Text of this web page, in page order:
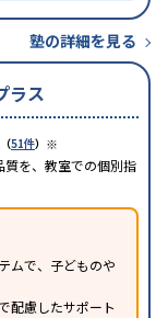
塾の詳細を見る
ラス
（51件） ※
質を、教室での個別指
ムで、子どものや
配慮したサポート